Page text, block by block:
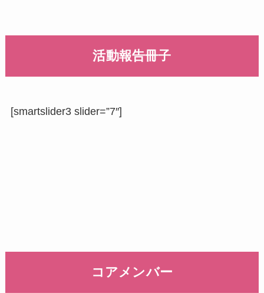
活動報告冊子
[smartslider3 slider=”7″]
コアメンバー